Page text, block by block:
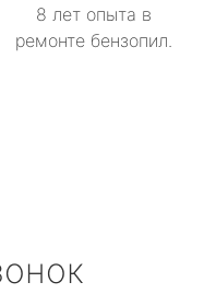
8 лет опыта в
ремонте бензопил.